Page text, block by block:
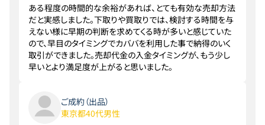
ある程度の時間的な余裕があれば、とても有効な売却方法
だと実感しました。下取りや買取りでは、検討する時間を与
えない様に早期の判断を求めてくる時が多いと感じていた
ので、早目のタイミングでカババを利用した事で納得のいく
取引ができました。売却代金の入金タイミングが、もう少し
早いとより満足度が上がると思いました。
ご成約（出品）
東京都40代男性